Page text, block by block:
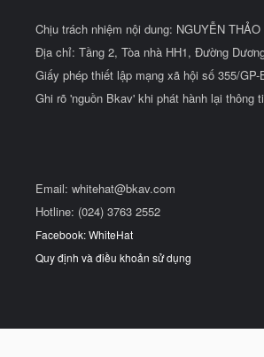
Chịu trách nhiệm nội dung: NGUYỄN
Địa chỉ: Tầng 2, Tòa nhà HH1, Đường
Giấy phép thiết lập mạng xã hội số 355/
Ghi rõ 'nguồn Bkav' khi phát hành lại thông
Email: whitehat@bkav.com
Hotline: (024) 3763 2552
Facebook: WhiteHat
Quy định và điều khoản sử dụng